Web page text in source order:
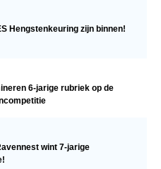
Hengstenkeuring zijn binnen!
6-jarige rubriek op de
wint 7-jarige